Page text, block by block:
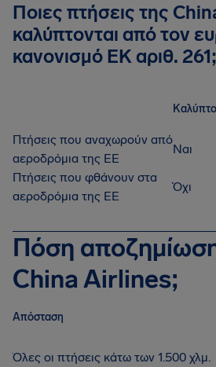
Ποιες πτήσεις της
καλύπτονται από τον
κανονισμό ΕΚ αριθ. 261;
Πτήσεις που αναχωρούν από
αεροδρόμια της ΕΕ
Ναι
Πτήσεις που φθάνουν στα
αεροδρόμια της ΕΕ
Όχι
Πόση
China Airlines;
Απόσταση
Όλες οι πτήσεις κάτω των 1.500 χλμ.